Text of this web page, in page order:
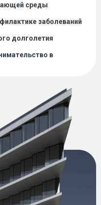
среды
заболеваний
долголетия
в